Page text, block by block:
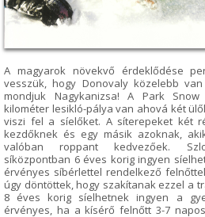
A magyarok növekvő érdeklődése
vesszük, hogy Donovaly közelebb
mondjuk Nagykanizsa! A Park
kilométer lesikló-pálya van ahová két
viszi fel a síelőket. A síterepeket két
kezdőknek és egy másik azoknak,
valóban roppant kedvezőek.
síközpontban 6 éves korig ingyen
érvényes síbérlettel rendelkező
úgy döntöttek, hogy szakítanak ezzel a
8 éves korig síelhetnek ingyen a
érvényes, ha a kísérő felnőtt 3-7